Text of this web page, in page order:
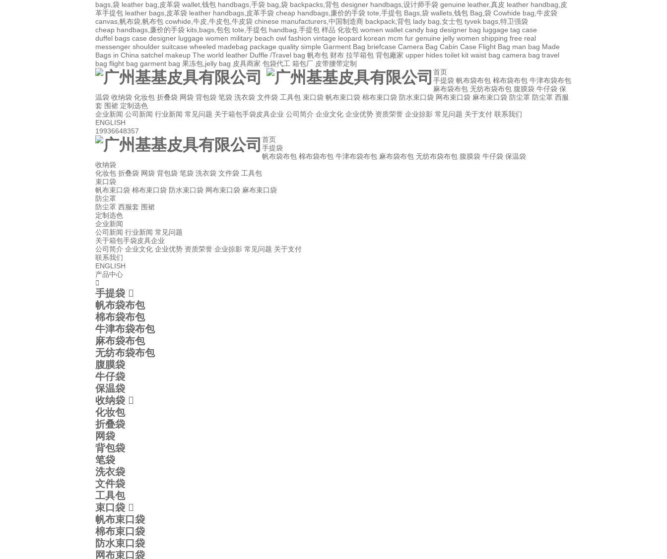
bags,袋 leather bag,皮革袋 wallet,钱包 handbags,手袋 bag,袋 backpacks,背包 designer handbags,设计师手袋 genuine leather,真皮 leather handbag,皮
革手提包 leather bags,皮革袋 leather handbags,皮革手袋 cheap handbags,廉价的手袋 tote,手提包 Bags,袋 wallets,钱包 Bag,袋 Cowhide bag,牛皮袋
canvas,帆布袋,帆布包 cowhide,牛皮,牛皮包,牛皮袋 chinese manufacturers,中国制造商 backpack,背包 lady bag,女士包 tyvek bags,特卫强袋
cheap handbags,廉价的手袋 kits,bags,包包 tote,手提包 handbag,手提包 样品 化妆包 women wallet candy bag designer bag luggage tag case
duffel bags case designer luggage women military beach owl fashion vintage leopard korean mcm fur genuine jelly women shipping free real
messenger shoulder suitcase wheeled madebag package quality simple Garment Bag briefcase Camera Bag Cabin Case Flight Bag man bag Made
Bags in China satchel makeup The world leather Duffle /Travel bag 帆布包 财布 拉竿箱包 背包廠家 upper hides toilet kit waist bag camera bag travel
bag flight bag garment bag 果冻包,jelly bag 皮具商家 包袋代工 箱包厂 皮带腰带定制
首页
手提袋 帆布袋布包 棉布袋布包 牛津布袋布包
麻布袋布包 无纺布袋布包 腹膜袋 牛仔袋 保
温袋 收纳袋 化妆包 折叠袋 网袋 背包袋 笔袋 洗衣袋 文件袋 工具包 束口袋 帆布束口袋 棉布束口袋 防水束口袋 网布束口袋 麻布束口袋 防尘罩 防尘罩 西服
套 围裙 定制选色
企业新闻 公司新闻 行业新闻 常见问题 关于箱包手袋皮具企业 公司简介 企业文化 企业优势 资质荣誉 企业掠影 常见问题 关于支付 联系我们
ENGLISH
19936648357
首页
手提袋
帆布袋布包 棉布袋布包 牛津布袋布包 麻布袋布包 无纺布袋布包 腹膜袋 牛仔袋 保温袋
收纳袋
化妆包 折叠袋 网袋 背包袋 笔袋 洗衣袋 文件袋 工具包
束口袋
帆布束口袋 棉布束口袋 防水束口袋 网布束口袋 麻布束口袋
防尘罩
防尘罩 西服套 围裙
定制选色
企业新闻
公司新闻 行业新闻 常见问题
关于箱包手袋皮具企业
公司简介 企业文化 企业优势 资质荣誉 企业掠影 常见问题 关于支付
联系我们
ENGLISH
产品中心

手提袋 
帆布袋布包
棉布袋布包
牛津布袋布包
麻布袋布包
无纺布袋布包
腹膜袋
牛仔袋
保温袋
收纳袋 
化妆包
折叠袋
网袋
背包袋
笔袋
洗衣袋
文件袋
工具包
束口袋 
帆布束口袋
棉布束口袋
防水束口袋
网布束口袋